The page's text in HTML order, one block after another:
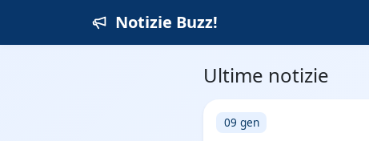
Notizie Buzz!
Ultime notizie
09 gen